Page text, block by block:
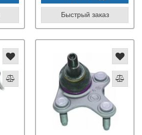
Быстрый заказ